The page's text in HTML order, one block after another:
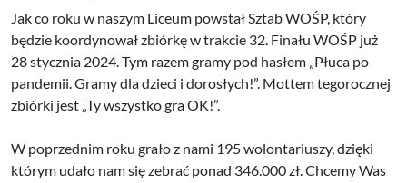
Jak co roku w naszym Liceum powstał Sztab WOŚP, który
będzie koordynował zbiórkę w trakcie 32. Finału WOŚP już
28 stycznia 2024. Tym razem gramy pod hasłem „Płuca po
pandemii. Gramy dla dzieci i dorosłych!”. Mottem tegorocznej
zbiórki jest „Ty wszystko gra OK!”.
W poprzednim roku grało z nami 195 wolontariuszy, dzięki
którym udało nam się zebrać ponad 346.000 zł. Chcemy Was